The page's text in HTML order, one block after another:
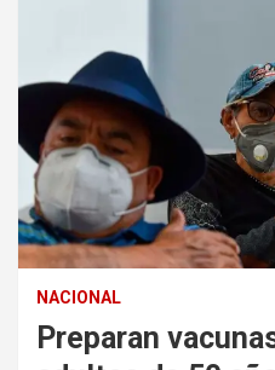
NACIONAL
Preparan